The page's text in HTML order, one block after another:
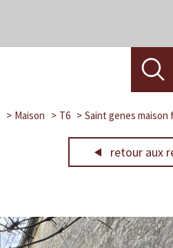
Neuf/promotion
Maison T6 Saint genes maison
retour aux